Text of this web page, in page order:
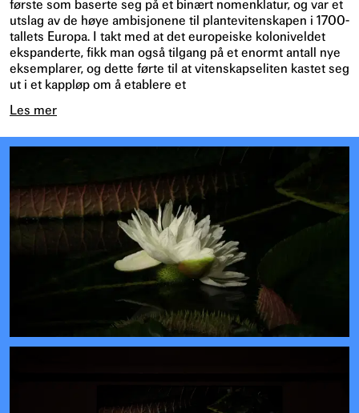
første som baserte seg på et binært nomenklatur, og var et
utslag av de høye ambisjonene til plantevitenskapen i 1700-
tallets Europa. I takt med at det europeiske koloniveldet
ekspanderte, fikk man også tilgang på et enormt antall nye
eksemplarer, og dette førte til at vitenskapseliten kastet seg
ut i et kappløp om å etablere et
Les mer